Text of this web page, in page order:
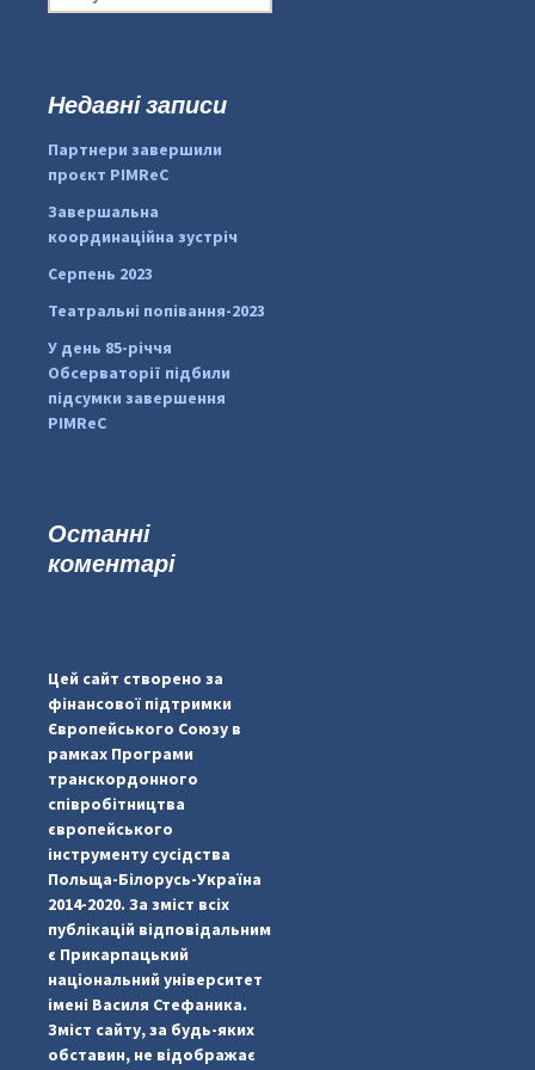
pimrec_project
о
:Недавні записи
Партнери завершили
проєкт PIMReC
Завершальна
координаційна зустріч
Серпень 2023
Театральні попівання-2023
У день 85-річчя
Обсерваторії підбили
підсумки завершення
PIMReC
Останні
коментарі
Цей сайт створено за
фінансової підтримки
Європейського Союзу в
рамках Програми
транскордонного
співробітництва
європейського
інструменту сусідства
Польща-Білорусь-Україна
2014-2020. За зміст всіх
публікацій відповідальним
є Прикарпацький
національний університет
імені Василя Стефаника.
Зміст сайту, за будь-яких
обставин, не відображає